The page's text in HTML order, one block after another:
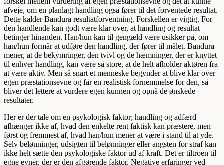
afveje, om en planlagt handling også fører til det forventede resultat.
Dette kalder Bandura resultatforventning. Forskellen er vigtig. For
den handlende kan godt være klar over, at handling og resultat
betinger hinanden. Han/hun kan til gengæld være usikker på, om
han/hun formår at udføre den handling, der fører til målet. Bandura
mener, at de bekymringer, den tvivl og de hæmninger, der er knyttet
til enhver handling, kan være så store, at de helt afholder aktøren fra
at være aktiv. Men så snart et menneske begynder at blive klar over
egen præstationsevne og får en realistisk fornemmelse for den, så
bliver det lettere at vurdere egen kunnen og opnå de ønskede
resultater.
Her er der tale om en psykologisk faktor; handling og adfærd
afhænger ikke af, hvad den enkelte rent faktisk kan præstere, men
først og fremmest af, hvad han/hun mener at være i stand til at yde.
Selv belønninger, udsigten til belønninger eller angsten for straf kan
ikke helt sætte den psykologiske faktor ud af kraft. Det er tiltroen til
egne evner, der er den afgørende faktor. Negative erfaringer ved